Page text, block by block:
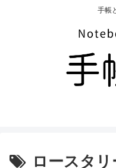
手帳
ロースタリ